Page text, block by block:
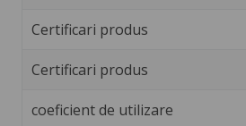
Certificari produs
Certificari produs
coeficient de utilizare